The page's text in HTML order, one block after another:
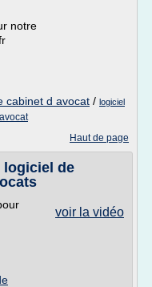
notre
cabinet d avocat / logiciel
Haut de page
logiciel de
voir la vidéo